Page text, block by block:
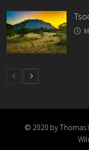
© 2020 by Thomas